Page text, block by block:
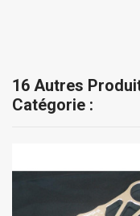
16 Autres
Catégorie :